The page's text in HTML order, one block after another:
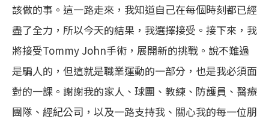
該做的事。這一路走來，我知道自己在每個時刻都已經
盡了全力，所以今天的結果，我選擇接受。接下來，我
將接受Tommy John手術，展開新的挑戰。說不難過
是騙人的，但這就是職業運動的一部分，也是我必須面
對的一課。謝謝我的家人、球團、教練、防護員、醫療
團隊、經紀公司，以及一路支持我、關心我的每一位朋